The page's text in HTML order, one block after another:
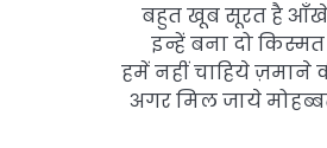
बहुत खूब सूरत है आँखे
इन्हें बना दो किस्मत
हमें नहीं चाहिये ज़माने
अगर मिल जाये